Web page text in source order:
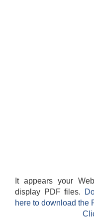
It appears your
display PDF files.
here to download the